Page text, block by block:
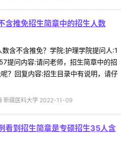
含推免招生简章中的招生人数
含不含推免？学院:护理学院提问人:1
问内容:请问老师，招生简章中的招
？回复内容:招生目录中有说明，请仔
新疆医科大学 2022-11-09
看到招生简章是专硕招生35人含